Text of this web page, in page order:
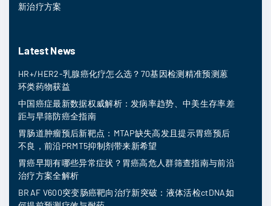
新治疗方案
Latest News
HR+/HER2-乳腺癌化疗怎么选？70基因检测精准预测蒽
环类药物获益
中国癌症最新数据权威解析：发病率趋势、中美生存率差
距与早筛防癌全指南
胃肠道肿瘤预后新靶点：MTAP缺失高发且提示胃癌预后
不良，前沿PRMT5抑制剂带来新希望
胃癌早期有哪些异常症状？胃癌高危人群筛查指南与前沿
治疗方案全解析
BRAF V600突变肠癌靶向治疗新突破：液体活检ctDNA如